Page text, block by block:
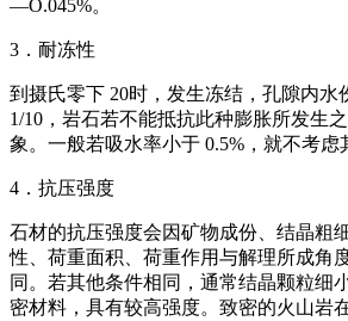
—O.045%。
3．耐冻性
到摄氏零下 20时，发生冻结，孔隙内水
1/10，岩石若不能抵抗此种膨胀所发生
象。一般若吸水率小于 0.5%，就不考虑
4．抗压强度
石材的抗压强度会因矿物成份、结晶粗
性、荷重面积、荷重作用与解理所成角
同。若其他条件相同，通常结晶颗粒细
密材料，具有较高强度。致密的火山岩